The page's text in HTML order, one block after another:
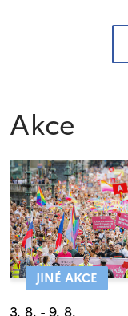
Akce
JINÉ AKCE
3. 8. - 9. 8.